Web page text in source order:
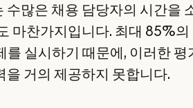
많은 채용 담당자의 시간을
마찬가지입니다. 최대 85%의
실시하기 때문에, 이러한 평
거의 제공하지 못합니다.